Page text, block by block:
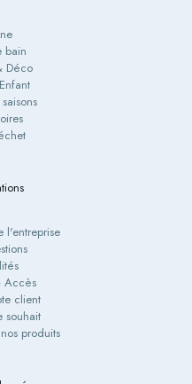
bain
Déco
l'entreprise
Accès
client
souhait
produits